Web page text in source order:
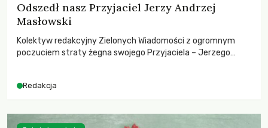
Odszedł nasz Przyjaciel Jerzy Andrzej
Masłowski
Kolektyw redakcyjny Zielonych Wiadomości z ogromnym
poczuciem straty żegna swojego Przyjaciela – Jerzego
Redakcja